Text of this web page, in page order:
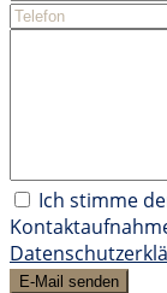
Ich stimme